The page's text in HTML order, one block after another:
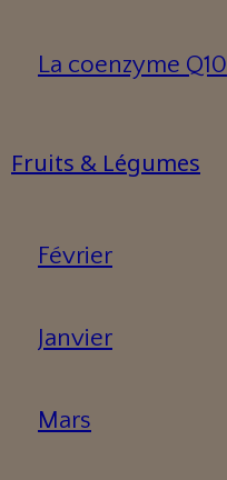
La coenzyme Q10
Fruits & Légumes
Février
Janvier
Mars